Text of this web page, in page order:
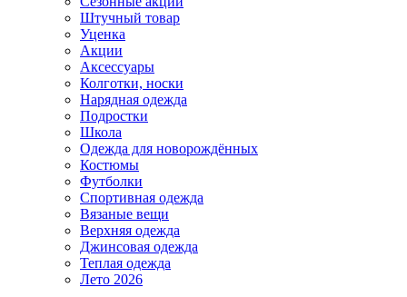
Штучный товар
Уценка
Акции
Аксессуары
Колготки, носки
Нарядная одежда
Подростки
Школа
Одежда для новорождённых
Костюмы
Футболки
Спортивная одежда
Вязаные вещи
Верхняя одежда
Джинсовая одежда
Теплая одежда
Лето 2026